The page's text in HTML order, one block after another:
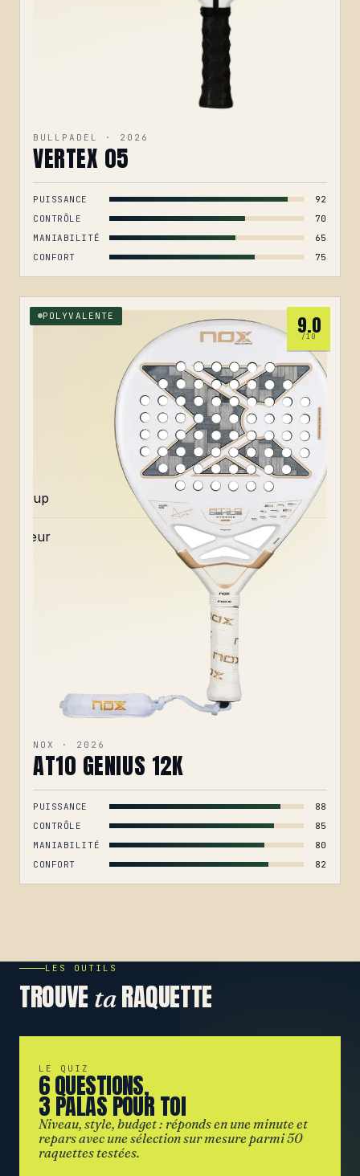
BULLPADEL · 2026
VERTEX 05
PUISSANCE
92
CONTRÔLE
70
MANIABILITÉ
65
CONFORT
75
Coup
cœur
POLYVALENTE 9.0
/10
NOX · 2026
AT10 GENIUS 12K
PUISSANCE
88
CONTRÔLE
85
MANIABILITÉ
80
CONFORT
82
LES OUTILS
TROUVE taRAQUETTE
LE QUIZ
6 QUESTIONS,
3 PALAS POUR TOI
Niveau, style, budget : réponds en une minute et
repars avec une sélection sur mesure parmi 50
raquettes testées.